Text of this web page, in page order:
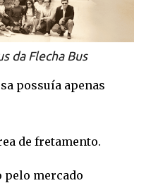
da Flecha Bus
possuía apenas
de fretamento.
pelo mercado